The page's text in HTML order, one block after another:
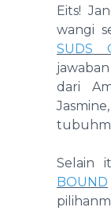
Eits!
wangi
SUDS
dari
Selain
BOUND